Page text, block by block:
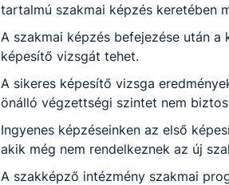
tartalmú szakmai képzés keretében
A szakmai képzés befejezése után
képesítő vizsgát tehet.
A sikeres képesítő vizsga
önálló végzettségi szintet nem
Ingyenes képzéseinken az első
akik még nem rendelkeznek az új
A szakképző intézmény szakmai